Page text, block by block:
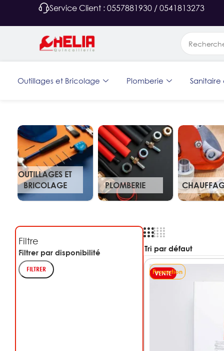
Service Client : 0557881930 / 0541813273
Outillages et Bricolage Plomberie
OUTILLAGES ET
BRICOLAGE
PLOMBERIE
Filtre
Filtrer par disponibilité
FILTRER Promotion
VENTE